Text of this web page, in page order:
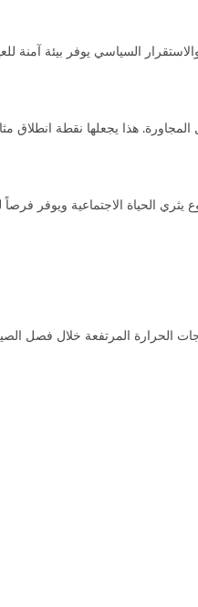
السياسي يوفر بيئة آمنة
هذا يجعلها نقطة انطلاق
يثري الحياة الاجتماعية ويوفر
الحرارة المرتفعة خلال فصل